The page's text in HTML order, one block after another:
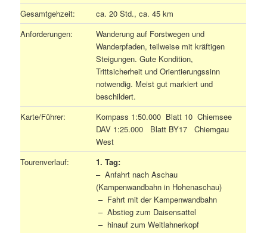
Gesamtgehzeit:
ca. 20 Std., ca. 45 km
Anforderungen:
Wanderung auf Forstwegen und
Wanderpfaden, teilweise mit kräftigen
Steigungen. Gute Kondition,
Trittsicherheit und Orientierungssinn
notwendig. Meist gut markiert und
beschildert.
Karte/Führer:
Kompass 1:50.000 Blatt 10 Chiemsee
DAV 1:25.000 Blatt BY17 Chiemgau
West
Tourenverlauf:
1. Tag:
– Anfahrt nach Aschau
(Kampenwandbahn in Hohenaschau)
– Fahrt mit der Kampenwandbahn
– Abstieg zum Daisensattel
– hinauf zum Weitlahnerkopf